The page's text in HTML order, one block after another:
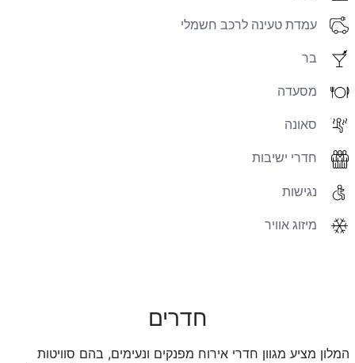
עמדת טעינה לרכב חשמלי
בר
מסעדה
סאונה
חדרי ישיבות
נגישות
מיזוג אוויר
חדרים
המלון מציע מגוון חדרי אירוח מפנקים ונעימים, בהם סוויטות